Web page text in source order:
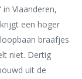
Vlaanderen,
een hoger
braafjes
niet. Dertig
uit de